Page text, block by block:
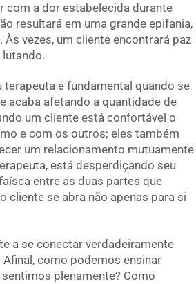
com a dor estabelecida durante
resultará em uma grande epifania,
vezes, um cliente encontrará paz
é fundamental quando se
acaba afetando a quantidade de
um cliente está confortável o
e com os outros; eles também
um relacionamento mutuamente
está desperdiçando seu
entre as duas partes que
cliente se abra não apenas para si
a se conectar verdadeiramente
como podemos ensinar
plenamente? Como